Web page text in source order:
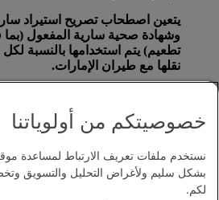
يتعين اصطحاب تصريح استيراد
وشهادة صحية سارية المفعول
تطعيم) يتم استخدامها بالنسبة لكل
نقلها مع طيران الإمارات.
أنها أمتعة. يرجى الاتصال مع
للحصول على المزيد من المعلومات.
بالنسبة للحيوانات التي يتم نقلها
يتعين كتابة متطلبات درجة
الحيوان إضافة إلى رقم الهاتف
خصوصيتكم من أولوياتنا
نستخدم ملفات تعريف الارتباط لمساعدة
بشكل سليم ولأغراض التحليل والتسويق
لكم.